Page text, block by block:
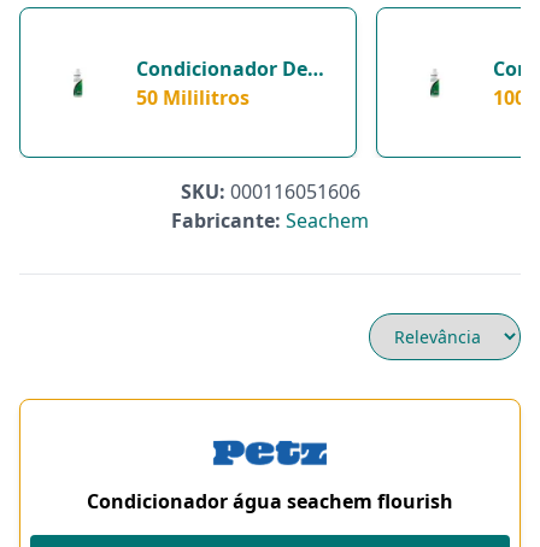
Condicionador De
Água Seachem
- 50 Mililitros
50 Mililitros 100
SKU: 000116051606
Fabricante: Seachem
Condicionador água seachem flourish